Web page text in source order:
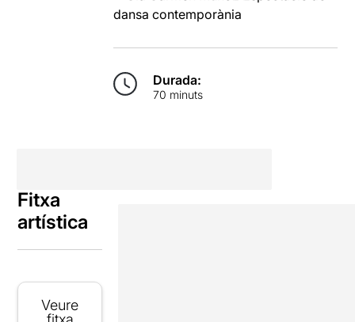
Durada:
70 minuts
Fitxa
artística
Veure